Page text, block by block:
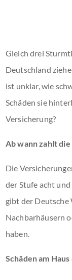
Gleich drei
Deutschland
ist unklar, wie
Schäden sie
Versicherung?
Ab wann zahlt
Die
der Stufe acht
gibt der Deutsche
Nachbarhäusern
haben.
Schäden am